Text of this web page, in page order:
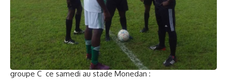
promet de chaudes empoignades entre Airtel Gabon et
nos confrères de Gabon 24, à 11h30; Ograg – SCG-Ré à
12h30 et Oprag – CDG Group, en fin de journée, sont aussi à
regarder.
Le programme complet de cette troisième journée dans le
groupe C ce samedi au stade Monedan :